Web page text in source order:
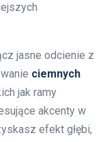
jasne odcienie z
ciemnych
jak ramy
akcenty w
efekt głębi,